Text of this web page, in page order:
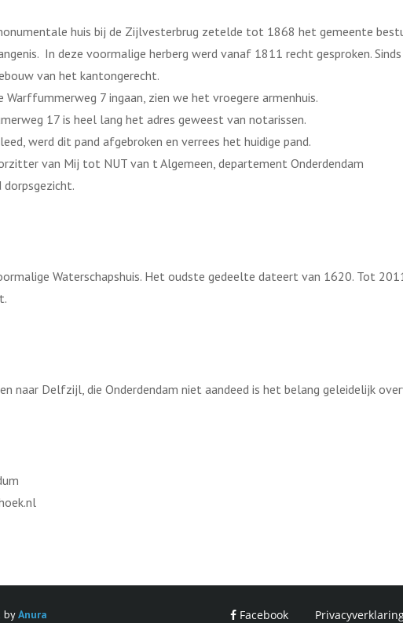
huis bij de Zijlvesterbrug zetelde tot 1868 het gemeente
In deze voormalige herberg werd vanaf 1811 recht gesproken.
van het kantongerecht.
7 ingaan, zien we het vroegere armenhuis.
17 is heel lang het adres geweest van notarissen.
werd dit pand afgebroken en verrees het huidige pand.
van Mij tot NUT van t Algemeen, departement Onderdendam
dorpsgezicht.
Waterschapshuis. Het oudste gedeelte dateert van 1620. Tot
naar Delfzijl, die Onderdendam niet aandeed is het belang geleidelijk
byAnura Facebook